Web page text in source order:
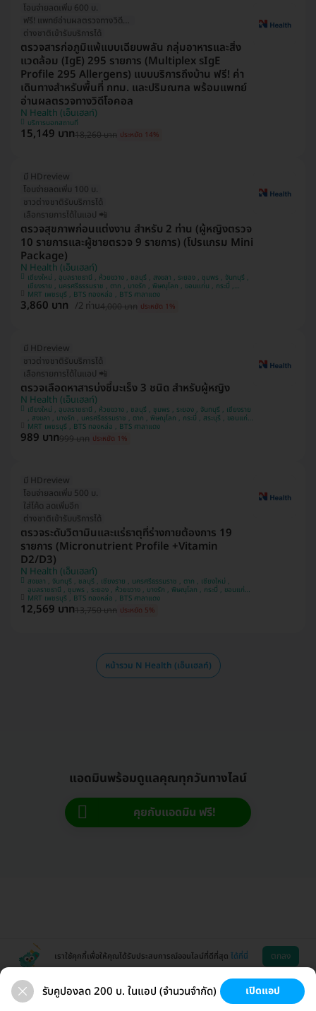
โอนจ่ายลดเพิ่ม 600 บ.
ฟรี! แพทย์อ่านผลตรวจทางวิดีโอคอล
ต่างชาติเข้ารับบริการได้
ตรวจสารก่อภูมิแพ้แบบเฉียบพลัน กลุ่มอาหารและสิ่ง
แวดล้อม (IgE) 295 รายการ (Multiplex sIgE
Profile 295 Allergens) แบบบริการถึงบ้าน ฟรี! ค่า
เดินทางสำหรับพื้นที่ กทม. และปริมณฑล พร้อมแพทย์
อ่านผลตรวจทางวิดีโอคอล
N Health (เอ็นเฮลท์)
บริการนอกสถานที่
15,149 บาท18,260 บาท ประหยัด 14%
มี HDreview
โอนจ่ายลดเพิ่ม 100 บ.
ชาวต่างชาติรับบริการได้
เลือกรายการได้ในแอป 📲
ตรวจสุขภาพก่อนแต่งงาน สำหรับ 2 ท่าน (ผู้หญิงตรวจ
10 รายการและผู้ชายตรวจ 9 รายการ) (โปรแกรม Mini
Package)
N Health (เอ็นเฮลท์)
เชียงใหม่ , อุบลราชธานี , ห้วยขวาง , ชลบุรี , สงขลา , ระยอง , ชุมพร , จันทบุรี ,
เชียงราย , นครศรีธรรมราช , ตาก , บางรัก , พิษณุโลก , ขอนแก่น , กระบี่ ,
สระบุรี , ปราจีนบุรี , กาญจนบุรี , ประจวบคีรีขันธ์ , พระนครศรีอยุธยา , นครสวรรค์
, สุราษฎ์ธานี , สมุทรปราการ , สุราษฎร์ธานี , ภูเก็ต , สุพรรณบุรี , อุดรธานี ,
MRT เพชรบุรี , BTS ทองหล่อ , BTS ศาลาแดง
3,860 บาท /2 ท่าน4,000 บาท ประหยัด 1%
มี HDreview
ชาวต่างชาติรับบริการได้
เลือกรายการได้ในแอป 📲
ตรวจเลือดหาสารบ่งชี้มะเร็ง 3 ชนิด สำหรับผู้หญิง
N Health (เอ็นเฮลท์)
เชียงใหม่ , อุบลราชธานี , ห้วยขวาง , ชลบุรี , ชุมพร , ระยอง , จันทบุรี , เชียงราย
, สงขลา , บางรัก , นครศรีธรรมราช , ตาก , พิษณุโลก , กระบี่ , สระบุรี , ขอนแก่น
, กาญจนบุรี , ปราจีนบุรี , ประจวบคีรีขันธ์ , พระนครศรีอยุธยา , นครสวรรค์ , สุ
ราษฎ์ธานี , สมุทรปราการ , สุราษฎร์ธานี , สมุทรสาคร , สุพรรณบุรี , แพร่ ,
MRT เพชรบุรี , BTS ทองหล่อ , BTS ศาลาแดง
989 บาท999 บาท ประหยัด 1%
มี HDreview
โอนจ่ายลดเพิ่ม 500 บ.
ใส่โค้ด ลดเพิ่มอีก
ต่างชาติเข้ารับบริการได้
ตรวจระดับวิตามินและแร่ธาตุที่ร่างกายต้องการ 19
รายการ (Micronutrient Profile +Vitamin
D2/D3)
N Health (เอ็นเฮลท์)
สงขลา , จันทบุรี , ชลบุรี , เชียงราย , นครศรีธรรมราช , ตาก , เชียงใหม่ ,
อุบลราชธานี , ชุมพร , ระยอง , ห้วยขวาง , บางรัก , พิษณุโลก , กระบี่ , ขอนแก่น ,
สระบุรี , ปราจีนบุรี , กาญจนบุรี , ประจวบคีรีขันธ์ , พระนครศรีอยุธยา , นครสวรรค์
, สุราษฎ์ธานี , สมุทรปราการ , สุราษฎร์ธานี , อุดรธานี , นครราชสีมา , บางแค ,
MRT เพชรบุรี , BTS ทองหล่อ , BTS ศาลาแดง
12,569 บาท13,750 บาท ประหยัด 5%
หน้ารวม N Health (เอ็นเฮลท์)
แอดมินพร้อมดูแลคุณทุกวันทางไลน์
คุยกับแอดมิน ฟรี!
ตรวจสุขภาพ ช่วยเหลือ โหลดแอพ
เราใช้คุกกี้เพื่อให้คุณได้รับประสบการณ์ออนไลน์ที่ดีที่สุด ได้ที่นี่ ตกลง
รับคูปองลด 200 บ. ในแอป (จำนวนจำกัด) เปิดแอป